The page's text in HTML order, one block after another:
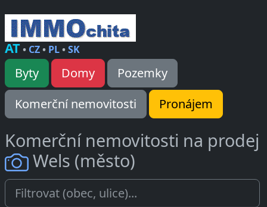
AT• CZ• PL•SK
Byty Domy
Pozemky
Komerční nemovitosti
Pronájem
Komerční nemovitosti na prodej
Wels (město)